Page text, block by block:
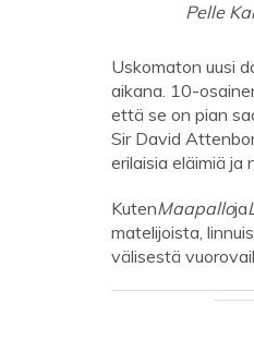
Pelle
Uskomaton uusi
aikana. 10-
että se on pian
Sir David
erilaisia ​​eläimiä
KutenMaapalloja
matelijoista,
välisestä